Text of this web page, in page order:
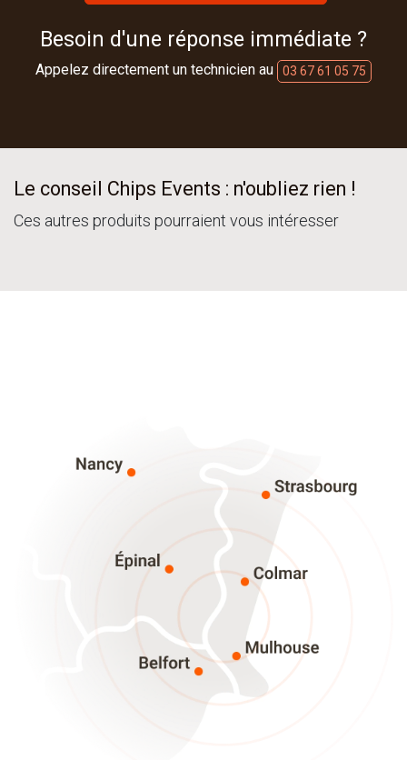
Besoin d'une réponse immédiate ?
Appelez directement un technicien au 03 67 61 05 75
Le conseil Chips Events : n'oubliez rien !
Ces autres produits pourraient vous intéresser